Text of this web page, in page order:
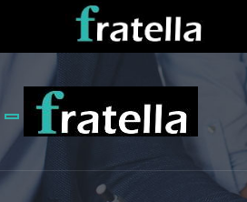
Toggle navigation